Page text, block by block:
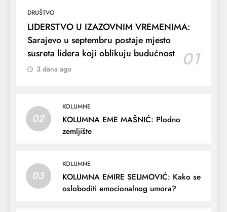
DRUŠTVO
LIDERSTVO U IZAZOVNIM VREMENIMA:
Sarajevo u septembru postaje mjesto
susreta lidera koji oblikuju budućnost
01
3 dana ago
02
KOLUMNE
KOLUMNA EME MAŠNIĆ: Plodno
zemljište
03
KOLUMNE
KOLUMNA EMIRE SELIMOVIĆ: Kako se
osloboditi emocionalnog umora?